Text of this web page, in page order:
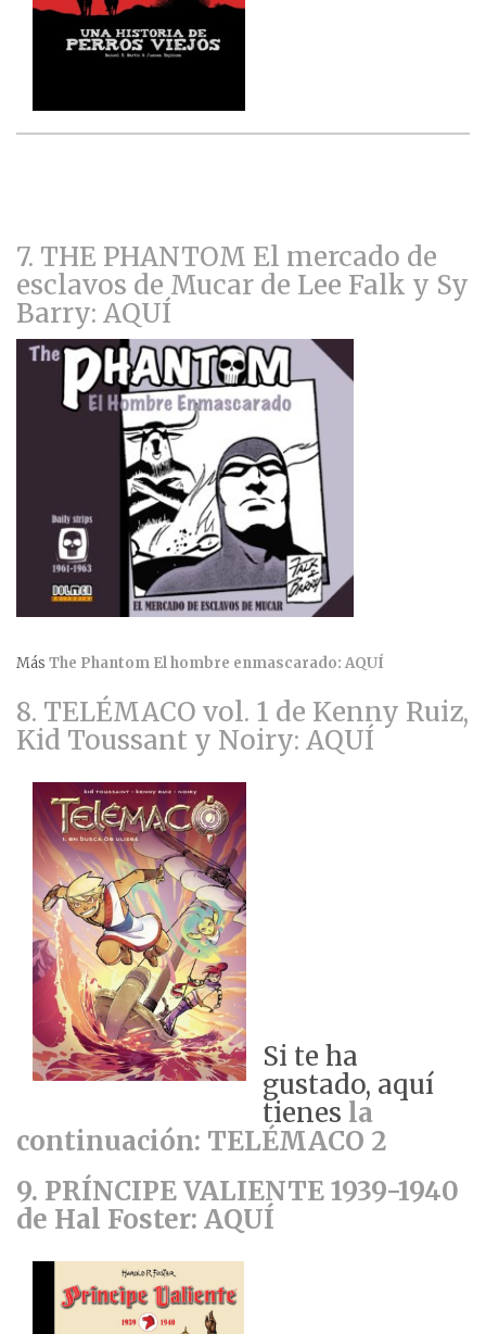
7. THE PHANTOM El mercado de
esclavos de Mucar de Lee Falk y Sy
Barry: AQUÍ
Más The Phantom El hombre enmascarado: AQUÍ
8. TELÉMACO vol. 1 de Kenny Ruiz,
Kid Toussant y Noiry: AQUÍ
Si te ha
gustado, aquí
tienes la
continuación: TELÉMACO 2
9. PRÍNCIPE VALIENTE 1939-1940
de Hal Foster: AQUÍ